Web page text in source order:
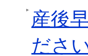
産後
ださ